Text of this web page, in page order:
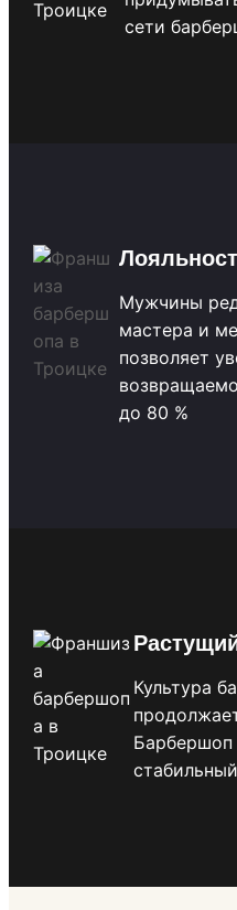
сети
Мужчины
мастера и
позволяет
до 80 %
Культура
Барбершоп